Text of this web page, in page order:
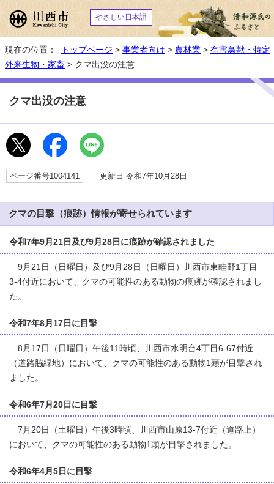
やさしい日本語
現在の位置： トップページ > 事業者向け > 農林業 > 有害鳥獣・特定
外来生物・家畜 > クマ出没の注意
クマ出没の注意
ページ番号1004141 更新日 令和7年10月28日
クマの目撃（痕跡）情報が寄せられています
令和7年9月21日及び9月28日に痕跡が確認されました
9月21日（日曜日）及び9月28日（日曜日）川西市東畦野1丁目
3-4付近において、クマの可能性のある動物の痕跡が確認されまし
た。
令和7年8月17日に目撃
8月17日（日曜日）午後11時頃、川西市水明台4丁目6-67付近
（道路脇緑地）において、クマの可能性のある動物1頭が目撃され
ました。
令和6年7月20日に目撃
7月20日（土曜日）午後3時頃、川西市山原13-7付近（道路上）
において、クマの可能性のある動物1頭が目撃されました。
令和6年4月5日に目撃